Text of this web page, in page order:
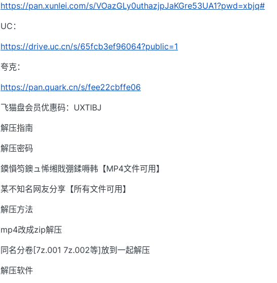
https://pan.xunlei.com/s/VOazGLy0uthazjpJaKGre53UA1?pwd=xbjq#
UC：
https://drive.uc.cn/s/65fcb3ef96064?public=1
夸克：
https://pan.quark.cn/s/fee22cbffe06
飞猫盘会员优惠码：UXTIBJ
解压指南
解压密码
鏌愪笉鐭ュ悕缃戝弸鍒嗕韩【MP4文件可用】
某不知名网友分享【所有文件可用】
解压方法
mp4改成zip解压
同名分卷[7z.001 7z.002等]放到一起解压
解压软件